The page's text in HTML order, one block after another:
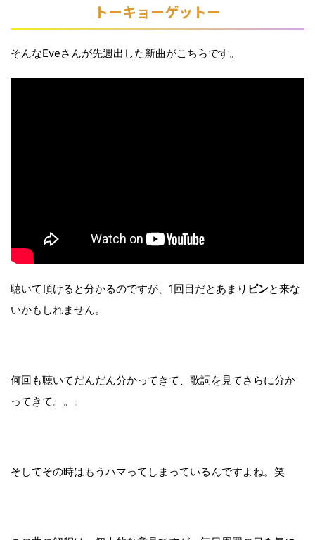
トーキョーゲットー
そんなEveさんが先週出した新曲がこちらです。
聴いて頂けると分かるのですが、1回目だとあまり ピンと来な
いかもしれません。
何回も聴いてだんだん分かってきて、歌詞を見てさらに分か
ってきて。。。
そしてその時はもうハマってしまっているんですよね。笑